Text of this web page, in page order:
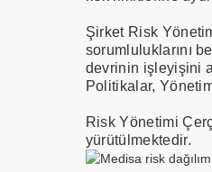
Şirket Risk
sorumluluklarını
devrinin işleyişini
Politikalar,
Risk Yönetimi
yürütülmektedir.